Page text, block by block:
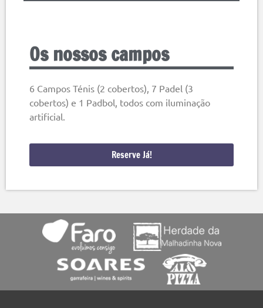
Os nossos campos
6 Campos Ténis (2 cobertos), 7 Padel (3
cobertos) e 1 Padbol, todos com iluminação
artificial.
Reserve Já!